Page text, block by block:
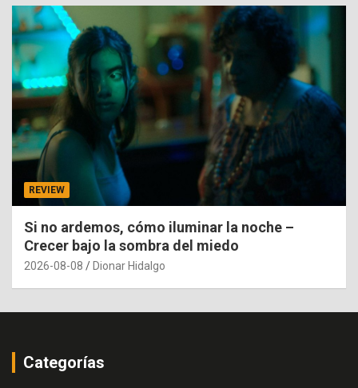
REVIEW
Si no ardemos, cómo iluminar la noche –
Crecer bajo la sombra del miedo
2026-08-08 Dionar Hidalgo
Categorías